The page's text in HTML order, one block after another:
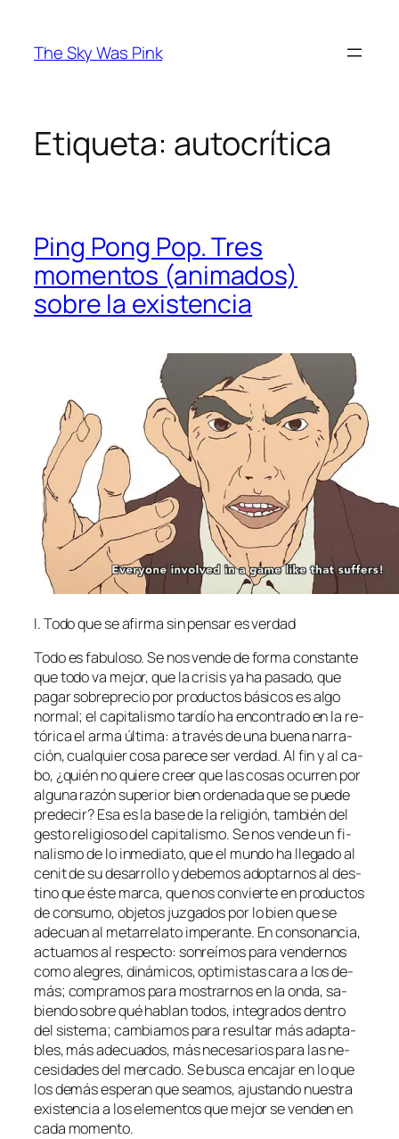
contenido
The Sky Was Pink
Etiqueta: autocrítica
Ping Pong Pop. Tres
momentos (animados)
sobre la existencia
I.Todo que se afir­ma sin pen­sar es verdad
Todo es fa­bu­lo­so. Se nos ven­de de for­ma cons­tan­te
que to­do va me­jor, que la cri­sis ya ha pa­sa­do, que
pa­gar so­bre­pre­cio por pro­duc­tos bá­si­cos es al­go
nor­mal; el ca­pi­ta­lis­mo tar­dío ha en­con­tra­do en la re­
tó­ri­ca el ar­ma úl­ti­ma: a tra­vés de una bue­na na­rra­
ción, cual­quier co­sa pa­re­ce ser ver­dad. Al fin y al ca­
bo, ¿quién no quie­re creer que las co­sas ocu­rren por
al­gu­na ra­zón su­pe­rior bien or­de­na­da que se pue­de
pre­de­cir? Esa es la ba­se de la re­li­gión, tam­bién del
ges­to re­li­gio­so del ca­pi­ta­lis­mo. Se nos ven­de un fi­
na­lis­mo de lo in­me­dia­to, que el mun­do ha lle­ga­do al
ce­nit de su de­sa­rro­llo y de­be­mos adop­tar­nos al des­
tino que és­te mar­ca, que nos con­vier­te en pro­duc­tos
de con­su­mo, ob­je­tos juz­ga­dos por lo bien que se
ade­cuan al me­ta­rre­la­to im­pe­ran­te. En con­so­nan­cia,
ac­tua­mos al res­pec­to: son­reí­mos pa­ra ven­der­nos
co­mo ale­gres, di­ná­mi­cos, op­ti­mis­tas ca­ra a los de­
más; com­pra­mos pa­ra mos­trar­nos en la on­da, sa­
bien­do so­bre qué ha­blan to­dos, in­te­gra­dos den­tro
del sis­te­ma; cam­bia­mos pa­ra re­sul­tar más adap­ta­
bles, más ade­cua­dos, más ne­ce­sa­rios pa­ra las ne­
ce­si­da­des del mer­ca­do. Se bus­ca en­ca­jar en lo que
los de­más es­pe­ran que sea­mos, ajus­tan­do nues­tra
exis­ten­cia a los ele­men­tos que me­jor se ven­den en
ca­da momento.